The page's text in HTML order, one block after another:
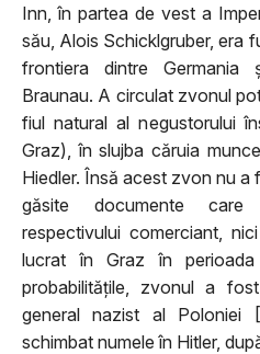
Inn, în partea de vest a
său, Alois Schicklgruber, era
frontiera dintre Germania
Braunau. A circulat zvonul
fiul natural al negustorului
Graz), în slujba căruia
Hiedler. Însă acest zvon nu
găsite documente
respectivului comerciant,
lucrat în Graz în
probabilitățile, zvonul a
general nazist al Poloniei
schimbat numele în Hitler,